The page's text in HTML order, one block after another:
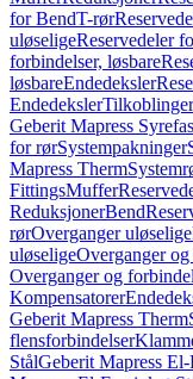
for BendT-rør
uløseligeReservedeler
forbindelser, løsbare
løsbareEndedeksler
EndedekslerTilkoblinger
Geberit Mapress
for rørSystempakninger
Mapress Therm
FittingsMuffer
ReduksjonerBend
rørOverganger uløselige
uløseligeOverganger
Overganger og
Kompensatorer
Geberit Mapress Therm
flensforbindelser
StålGeberit Mapress